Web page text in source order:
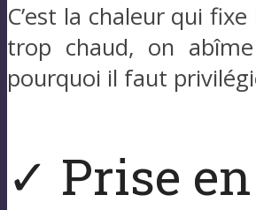
C’est la chaleur qui
trop chaud, on
pourquoi il faut
✓ Prise